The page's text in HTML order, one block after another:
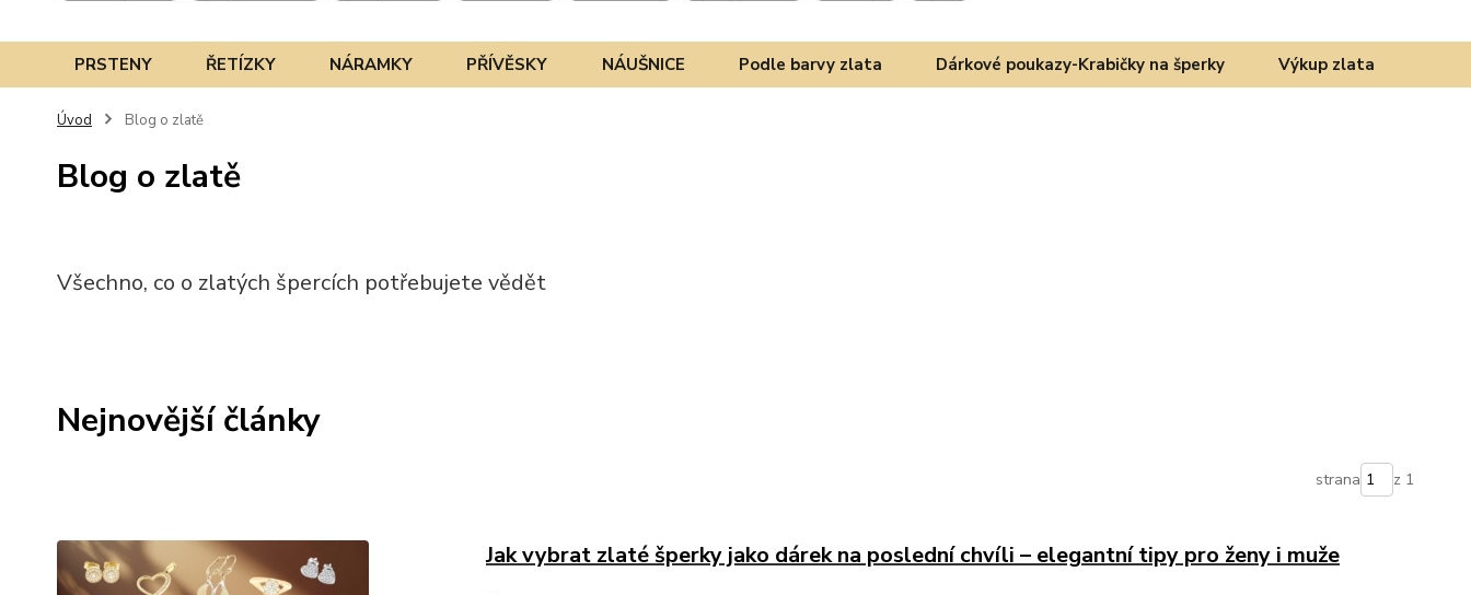
PRSTENY ŘETÍZKY NÁRAMKY PŘÍVĚSKY NÁUŠNICE Podle barvy zlata Dárkové poukazy-Krabičky na šperky Výkup zlata
Úvod Blog o zlatě
Blog o zlatě
Všechno, co o zlatých špercích potřebujete vědět
Nejnovější články
strana z 1
Jak vybrat zlaté šperky jako dárek na poslední chvíli – elegantní tipy pro ženy i muže